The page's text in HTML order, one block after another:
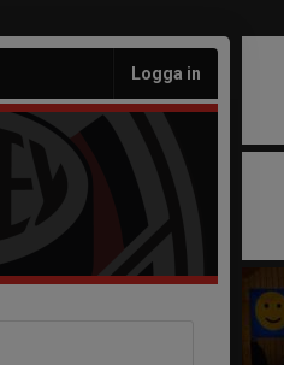
Logga in